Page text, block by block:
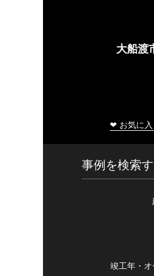
大船渡市民文
❤ お気に入
事例を検索
竣工年・